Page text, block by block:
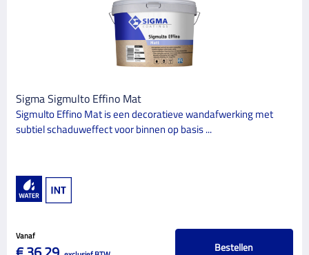
Sigma Sigmulto Effino Mat
Sigmulto Effino Mat is een decoratieve wandafwerking met
subtiel schaduweffect voor binnen op basis ...
Vanaf
Bestellen